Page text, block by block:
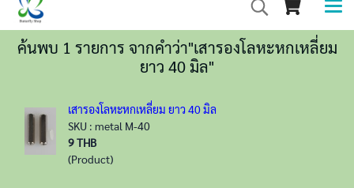
ค้นพบ 1 รายการ จากคำว่า"เสารองโลหะหกเหลี่ยม
ยาว 40 มิล"
เสารองโลหะหกเหลี่ยม ยาว 40 มิล
SKU : metal M-40
9 THB
(Product)